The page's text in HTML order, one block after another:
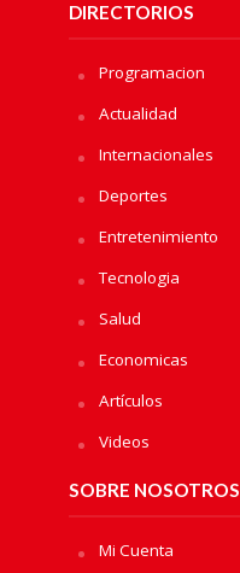
DIRECTORIOS
Programacion
Actualidad
Internacionales
Deportes
Entretenimiento
Tecnologia
Salud
Economicas
Artículos
Videos
SOBRE NOSOTROS
Mi Cuenta